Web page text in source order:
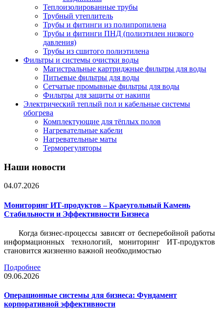
Теплоизолированные трубы
Трубный утеплитель
Трубы и фитинги из полипропилена
Трубы и фитинги ПНД (полиэтилен низкого
давления)
Трубы из сшитого полиэтилена
Фильтры и системы очистки воды
Магистральные картриджные фильтры для воды
Питьевые фильтры для воды
Сетчатые промывные фильтры для воды
Фильтры для защиты от накипи
Электрический теплый пол и кабельные системы
обогрева
Комплектующие для тёплых полов
Нагревательные кабели
Нагревательные маты
Терморегуляторы
Наши новости
04.07.2026
Мониторинг ИТ-продуктов – Краеугольный Камень
Стабильности и Эффективности Бизнеса
Когда бизнес-процессы зависят от бесперебойной работы
информационных технологий, мониторинг ИТ-продуктов
становится жизненно важной необходимостью
Подробнее
09.06.2026
Операционные системы для бизнеса: Фундамент
корпоративной эффективности